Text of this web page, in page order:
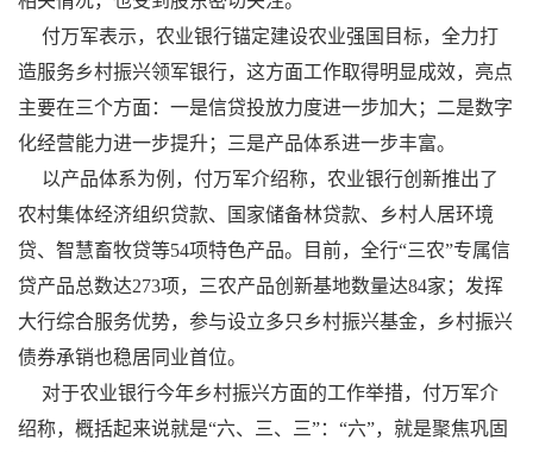
付万军表示，农业银行锚定建设农业强国目标，全力打
造服务乡村振兴领军银行，这方面工作取得明显成效，亮点
主要在三个方面：一是信贷投放力度进一步加大；二是数字
化经营能力进一步提升；三是产品体系进一步丰富。
以产品体系为例，付万军介绍称，农业银行创新推出了
农村集体经济组织贷款、国家储备林贷款、乡村人居环境
贷、智慧畜牧贷等54项特色产品。目前，全行“三农”专属信
贷产品总数达273项，三农产品创新基地数量达84家；发挥
大行综合服务优势，参与设立多只乡村振兴基金，乡村振兴
债券承销也稳居同业首位。
对于农业银行今年乡村振兴方面的工作举措，付万军介
绍称，概括起来说就是“六、三、三”：“六”，就是聚焦巩固